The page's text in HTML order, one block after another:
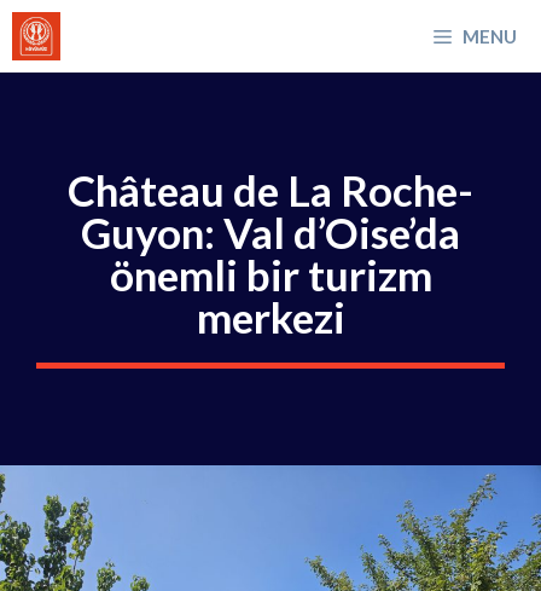
İçeriğe
atla
MENU
Château de La Roche-
Guyon: Val d’Oise’da
önemli bir turizm
merkezi